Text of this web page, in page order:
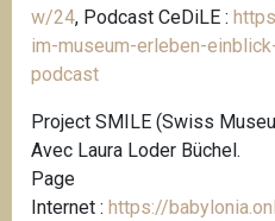
w/24, Podcast CeDiLE :
im-museum-erleben-
podcast
Project SMILE (Swiss
Avec Laura Loder Büchel.
Page
Internet : https://